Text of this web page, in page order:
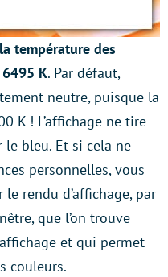
la température des
K. Par défaut,
neutre, puisque la
K ! L’affichage ne tire
bleu. Et si cela ne
personnelles, vous
rendu d’affichage, par
que l’on trouve
et qui permet
couleurs.